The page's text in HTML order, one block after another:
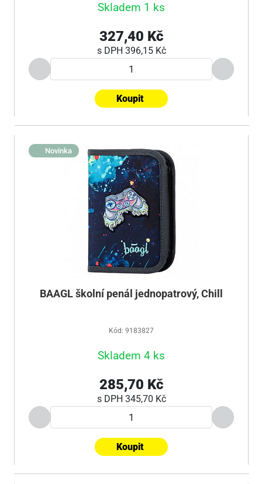
Skladem 1 ks
327,40 Kč
s DPH 396,15 Kč
Koupit
Novinka
BAAGL školní penál jednopatrový, Chill
Kód: 9183827
Skladem 4 ks
285,70 Kč
s DPH 345,70 Kč
Koupit